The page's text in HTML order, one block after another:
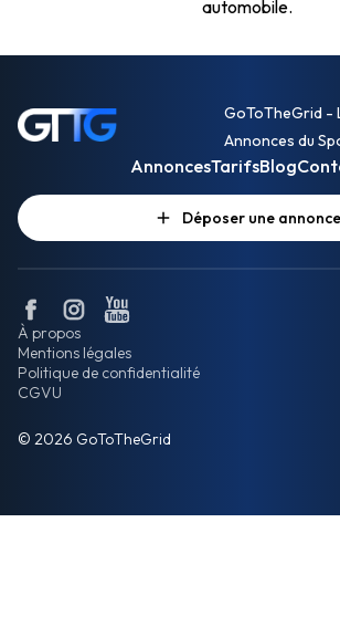
automobile.
GoToTheGrid -
Annonces du
AnnoncesTarifsBlog
Déposer une annonce
© 2026 GoToTheGrid
À propos
Mentions légales
Politique de confidentialité
CGVU